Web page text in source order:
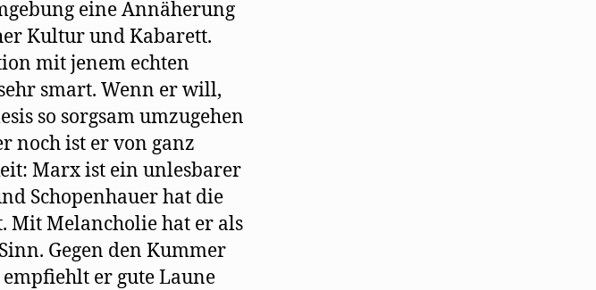
eine Annäherung
Kultur und Kabarett.
mit jenem echten
smart. Wenn er will,
so sorgsam umzugehen
noch ist er von ganz
Marx ist ein unlesbarer
Schopenhauer hat die
Mit Melancholie hat er als
Gegen den Kummer
er gute Laune